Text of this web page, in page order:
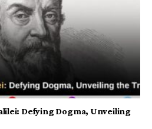
Defying Dogma, Unveiling